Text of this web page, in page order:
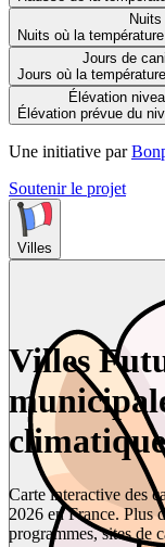
Nuits où la
Jours de
Jours où la
Élévation
Élévation prévue du
Une initiative par
Soutenir le projet
Villes
Villes
Carte interactive des
2026 en France. Plus
programmes, sites de